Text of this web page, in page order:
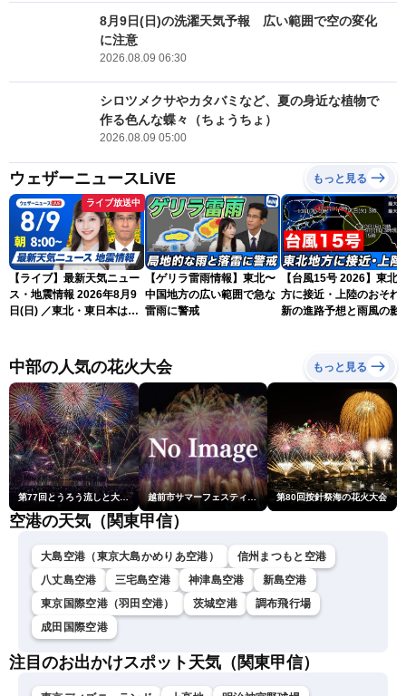
8月9日(日)の洗濯天気予報 広い範囲で空の変化
に注意
2026.08.09 06:30
シロツメクサやカタバミなど、夏の身近な植物で
作る色んな蝶々（ちょうちょ）
2026.08.09 05:00
ウェザーニュースLiVE もっと見る
ライブ放送中
【ライブ】最新天気ニュー
ス・地震情報 2026年8月9
日(日) ／東北・東日本は急
ュースLiVEサンシャイン・
岡本結子リサ／山口剛央〉
【ゲリラ雷雨情報】東北〜
中国地方の広い範囲で急な
雷雨に警戒
【台風15号 2026】東北
方に接近・上陸のおそれ
新の進路予想と雨風の影
中部の人気の花火大会 もっと見る
越前市サマーフェスティバル花火大会 第80回按針祭海の花火大会
空港の天気（関東甲信）
大島空港（東京大島かめりあ空港）
信州まつもと空港
八丈島空港
三宅島空港 神津島空港
新島空港
東京国際空港（羽田空港）
茨城空港
調布飛行場
成田国際空港
注目のお出かけスポット天気（関東甲信）